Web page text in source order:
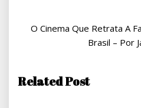
O Cinema Que Retrata A
Brasil – Por
Related Post